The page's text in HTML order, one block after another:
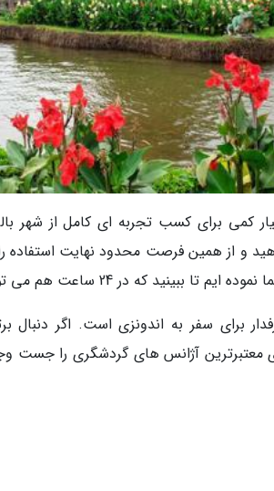
بسیار کمی برای کسب تجربه ای کامل از
و از همین فرصت محدود نهایت استفاده
هم می توانید گردش مفصلی در این شهر زیبا داشته باشید.
برای سفر به اندونزی است. اگر
معتبرترین آژانس های گردشگری را جست